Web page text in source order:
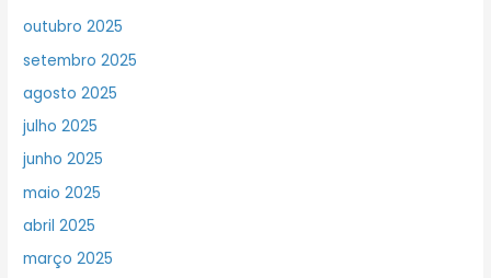
outubro 2025
setembro 2025
agosto 2025
julho 2025
junho 2025
maio 2025
abril 2025
março 2025